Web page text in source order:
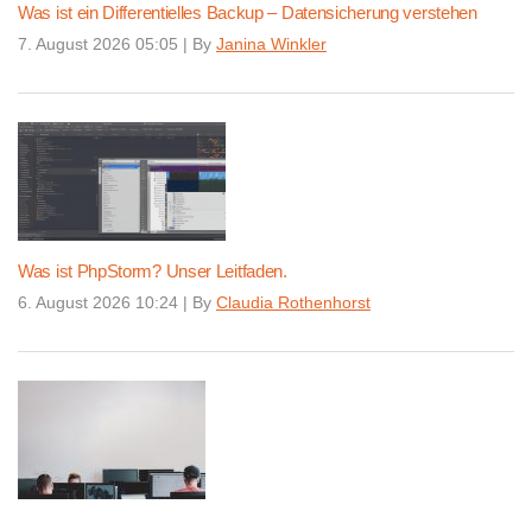
Was ist ein Differentielles Backup – Datensicherung verstehen
7. August 2026 05:05 | By Janina Winkler
Was ist PhpStorm? Unser Leitfaden.
6. August 2026 10:24 | By Claudia Rothenhorst